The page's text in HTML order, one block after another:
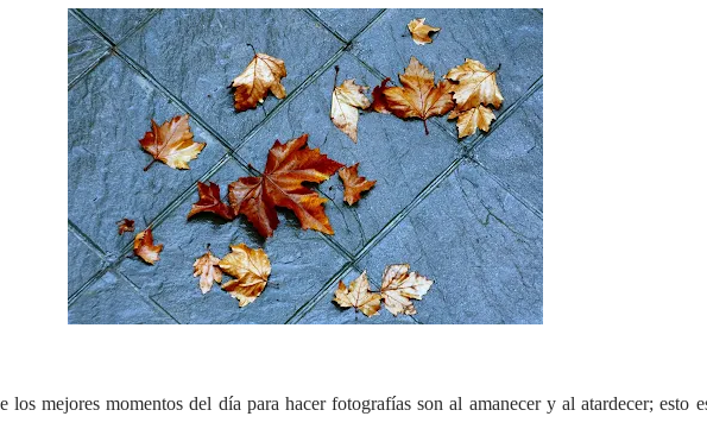
los mejores momentos del día para hacer fotografías son al amanecer y al atardecer; esto